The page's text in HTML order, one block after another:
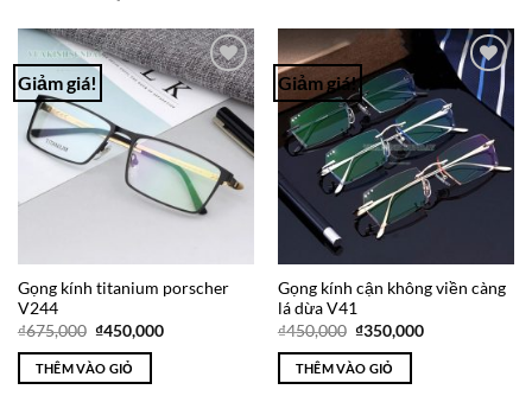
Giảm giá!
Add to
Wishlist
Gọng kính titanium porscher
V244
₫675,000 Giá
là:
₫675,000.
₫450,000Giá
THÊM VÀO GIỎ
Giảm giá!
Add to
Wishlist
Gọng kính cận không viền càng
lá dừa V41
₫450,000 Giá
là:
₫450,000.
₫350,000Giá
THÊM VÀO GIỎ